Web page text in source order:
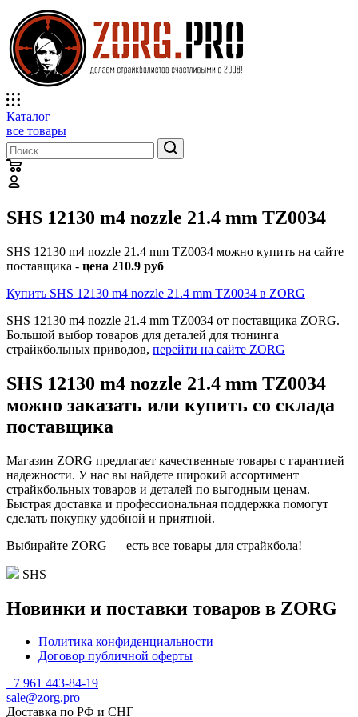
Каталог
все товары
SHS 12130 m4 nozzle 21.4 mm TZ0034
SHS 12130 m4 nozzle 21.4 mm TZ0034 можно купить на сайте
поставщика - цена 210.9 руб
Купить SHS 12130 m4 nozzle 21.4 mm TZ0034 в ZORG
SHS 12130 m4 nozzle 21.4 mm TZ0034 от поставщика ZORG.
Большой выбор товаров для деталей для тюнинга
страйкбольных приводов, перейти на сайте ZORG
SHS 12130 m4 nozzle 21.4 mm TZ0034
можно заказать или купить со склада
поставщика
Магазин ZORG предлагает качественные товары с гарантией
надежности. У нас вы найдете широкий ассортимент
страйкбольных товаров и деталей по выгодным ценам.
Быстрая доставка и профессиональная поддержка помогут
сделать покупку удобной и приятной.
Выбирайте ZORG — есть все товары для страйкбола!
SHS
Новинки и поставки товаров в ZORG
Политика конфиденциальности
Договор публичной оферты
+7 961 443-84-19
sale@zorg.pro
Доставка по РФ и СНГ